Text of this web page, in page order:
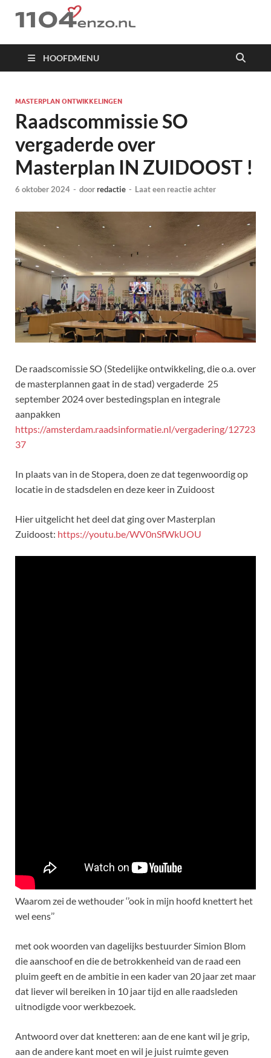
1104 en zo
HOOFDMENU
MASTERPLAN ONTWIKKELINGEN
Raadscommissie SO
vergaderde over
Masterplan IN ZUIDOOST !
6 oktober 2024 - doorredactie - Laat een reactie achter
De raadscomissie SO (Stedelijke ontwikkeling, die o.a. over
de masterplannen gaat in de stad) vergaderde 25
september 2024 over bestedingsplan en integrale
aanpakken
https://amsterdam.raadsinformatie.nl/vergadering/12723
37
In plaats van in de Stopera, doen ze dat tegenwoordig op
locatie in de stadsdelen en deze keer in Zuidoost
Hier uitgelicht het deel dat ging over Masterplan
Zuidoost: https://youtu.be/WV0nSfWkUOU
Waarom zei de wethouder ‘’ook in mijn hoofd knettert het
wel eens’’
met ook woorden van dagelijks bestuurder Simion Blom
die aanschoof en die de betrokkenheid van de raad een
pluim geeft en de ambitie in een kader van 20 jaar zet maar
dat liever wil bereiken in 10 jaar tijd en alle raadsleden
uitnodigde voor werkbezoek.
Antwoord over dat knetteren: aan de ene kant wil je grip,
aan de andere kant moet en wil je juist ruimte geven